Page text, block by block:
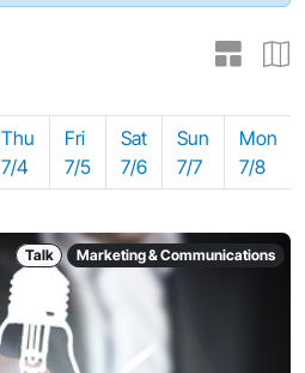
Thu
7/4
Fri
7/5
Sat
7/6
Sun
7/7
Mon
7/8
Talk Marketing & Communications